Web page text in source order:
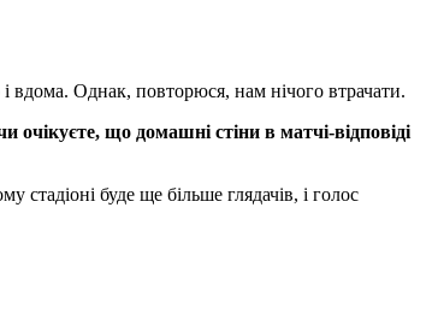
вдома. Однак, повторюся, нам нічого втрачати.
що домашні стіни в матчі-відповіді
буде ще більше глядачів, і голос